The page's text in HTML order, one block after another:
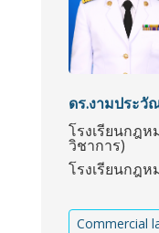
ดร.งามประวั
โรงเรียนกฎห
วิชาการ)
โรงเรียนกฎห
Commercial